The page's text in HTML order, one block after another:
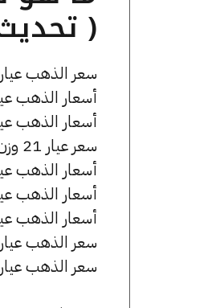
( تحديث الثلاثاء
سعر الذهب عيار 21 وزن 1 جرام 3775 جنيه للشراء، وللبيع 3795 جنيه.
أسعار الذهب عيار 21 وزن 5 جرام 18875 جنيه للشراء، وللبيع
أسعار الذهب عيار 21 وزن 10 جرام 37750 جنيه للشراء، وللبيع
سعر عيار 21 وزن 25 جرام 94375 جنيه للشراء، وللبيع 94875 جنيه.
أسعار الذهب عيار 21 وزن 50 جرام 188750 جنيه للشراء، وللبيع
أسعار الذهب عيار 21 وزن 100 جرام 377500 جنيه للشراء، وللبيع
أسعار الذهب عيار 21 وزن 150 جرام 566250 جنيه للشراء، وللبيع
سعر الذهب عيار 21 وزن 200 جرام 755000 جنيه للشراء، وللبيع 759000 جنيه.
سعر الذهب عيار 21 وزن 250 جرام 943750 جنيه للشراء، وللبيع 948750 جنيه.